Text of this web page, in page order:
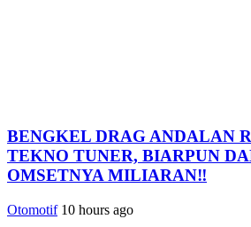
BENGKEL DRAG ANDALAN
TEKNO TUNER, BIARPUN
OMSETNYA MILIARAN‼️
Otomotif 10 hours ago